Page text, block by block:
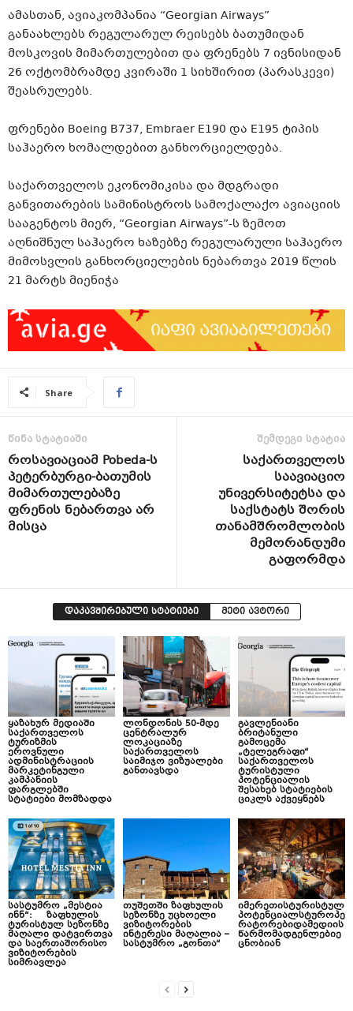
ამასთან, ავიაკომპანია “Georgian Airways”
განაახლებს რეგულარულ რეისებს ბათუმიდან
მოსკოვის მიმართულებით და ფრენებს 7 ივნისიდან
26 ოქტომბრამდე კვირაში 1 სიხშირით (პარასკევი)
შეასრულებს.
ფრენები Boeing B737, Embraer E190 და E195 ტიპის
საჰაერო ხომალდებით განხორციელდება.
საქართველოს ეკონომიკისა და მდგრადი
განვითარების სამინისტროს სამოქალაქო ავიაციის
სააგენტოს მიერ, “Georgian Airways”-ს ზემოთ
აღნიშნულ საჰაერო ხაზებზე რეგულარული საჰაერო
მიმოსვლის განხორციელების ნებართვა 2019 წლის
21 მარტს მიენიჭა
Share
წინა სტატიაში
როსავიაციამ Pobeda-ს
პეტერბურგი-ბათუმის
მიმართულებაზე
ფრენის ნებართვა არ
მისცა
შემდეგი სტატია
საქართველოს
საავიაციო
უნივერსიტეტსა და
საქსტატს შორის
თანამშრომლობის
მემორანდუმი
გაფორმდა
დაკავშირებული სტატიები მეტი ავტორი
ყაზახურ მედიაში
საქართველოს
ტურიზმის
ეროვნული
ადმინისტრაციის
მარკეტინგული
კამპანიის
ფარგლებში
სტატიები მომზადდა
ლონდონის 50-მდე
ცენტრალურ
ლოკაციაზე
საქართველოს
საიმიჯო ვიზუალები
განთავსდა
გავლენიანი
ბრიტანული
გამოცემა
„ტელეგრაფი“
საქართველოს
ტურისტული
პოტენციალის
შესახებ სტატიების
ციკლს აქვეყნებს
სასტუმრო „მესტია
ინნ“: ზაფხულის
ტურისტულ სეზონზე
მაღალი დატვირთვა
და საერთაშორისო
ვიზიტორების
სიმრავლეა
თუშეთში ზაფხულის
სეზონზე უცხოელი
ვიზიტორების
ინტერესი მაღალია –
სასტუმრო „გონთა“
იმერეთისტურისტულ
პოტენციალსტუროპე
რატორებიდამედიის
წარმომადგენლებიე
ცნობიან